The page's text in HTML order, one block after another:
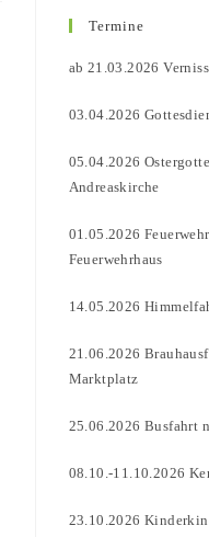
Termine
ab 21.03.2026
03.04.2026
05.04.2026
Andreaskirche
01.05.2026
Feuerwehrhaus
14.05.2026
21.06.2026
Marktplatz
25.06.2026 Busfahrt
08.10.-11.10.2026
23.10.2026